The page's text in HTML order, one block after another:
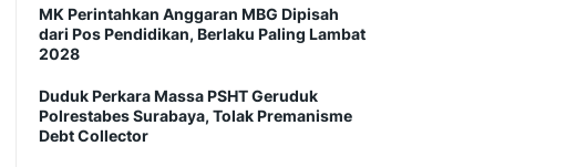
MK Perintahkan Anggaran MBG Dipisah
dari Pos Pendidikan, Berlaku Paling Lambat
2028
Duduk Perkara Massa PSHT Geruduk
Polrestabes Surabaya, Tolak Premanisme
Debt Collector